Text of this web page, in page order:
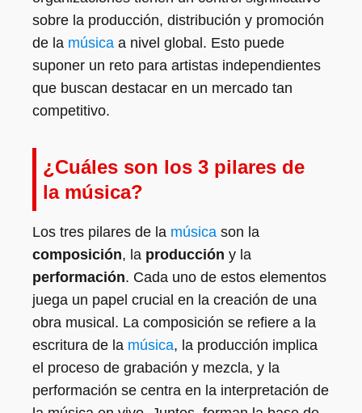
sobre la producción, distribución y promoción
de la música a nivel global. Esto puede
suponer un reto para artistas independientes
que buscan destacar en un mercado tan
competitivo.
¿Cuáles son los 3 pilares de
la música?
Los tres pilares de la música son la
composición, la producción y la
performación. Cada uno de estos elementos
juega un papel crucial en la creación de una
obra musical. La composición se refiere a la
escritura de la música, la producción implica
el proceso de grabación y mezcla, y la
performación se centra en la interpretación de